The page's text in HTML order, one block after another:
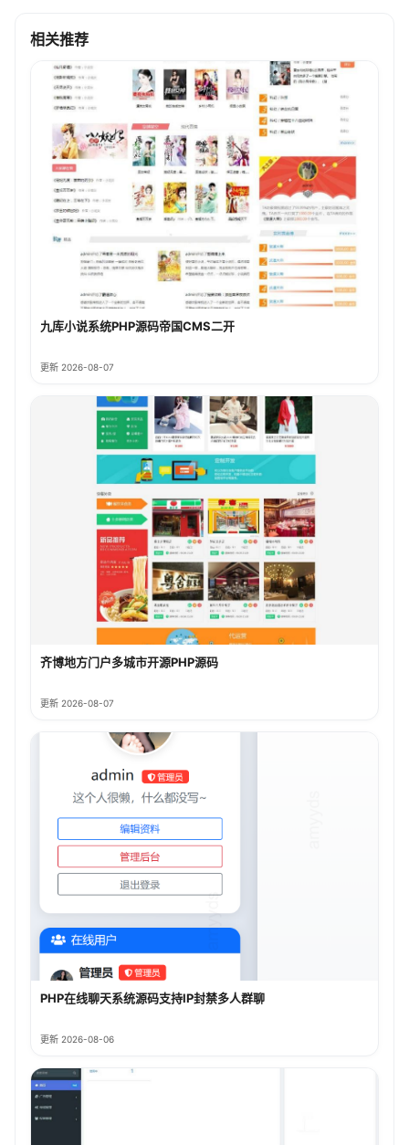
相关推荐
九库小说系统PHP源码帝国CMS二开
更新 2026-08-07
齐博地方门户多城市开源PHP源码
更新 2026-08-07
PHP在线聊天系统源码支持IP封禁多人群聊
更新 2026-08-06